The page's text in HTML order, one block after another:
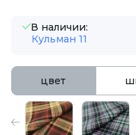
В наличии:
Кульман 11
цвет